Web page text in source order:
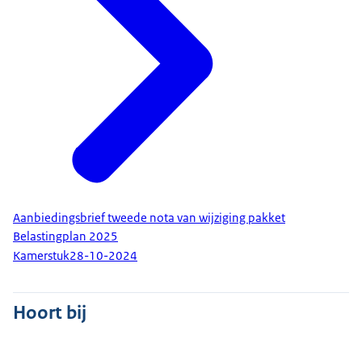
Aanbiedingsbrief tweede nota van wijziging pakket
Belastingplan 2025
Kamerstuk28-10-2024
Hoort bij